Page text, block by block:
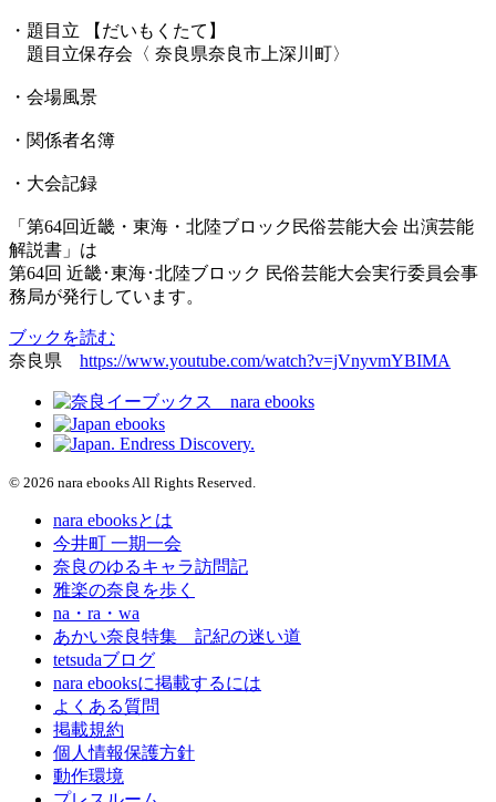
・題目立 【だいもくたて】
題目立保存会〈 奈良県奈良市上深川町〉
・会場風景
・関係者名簿
・大会記録
「第64回近畿・東海・北陸ブロック民俗芸能大会 出演芸能
解説書」は
第64回 近畿･東海･北陸ブロック 民俗芸能大会実行委員会事
務局が発行しています。
ブックを読む
奈良県 https://www.youtube.com/watch?v=jVnyvmYBIMA
© 2026 nara ebooks All Rights Reserved.
nara ebooksとは
今井町 一期一会
奈良のゆるキャラ訪問記
雅楽の奈良を歩く
na・ra・wa
あかい奈良特集 記紀の迷い道
tetsudaブログ
nara ebooksに掲載するには
よくある質問
掲載規約
個人情報保護方針
動作環境